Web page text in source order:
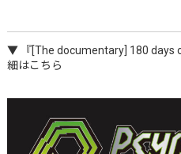
▼ 『[The documentary] 180 days
細はこちら